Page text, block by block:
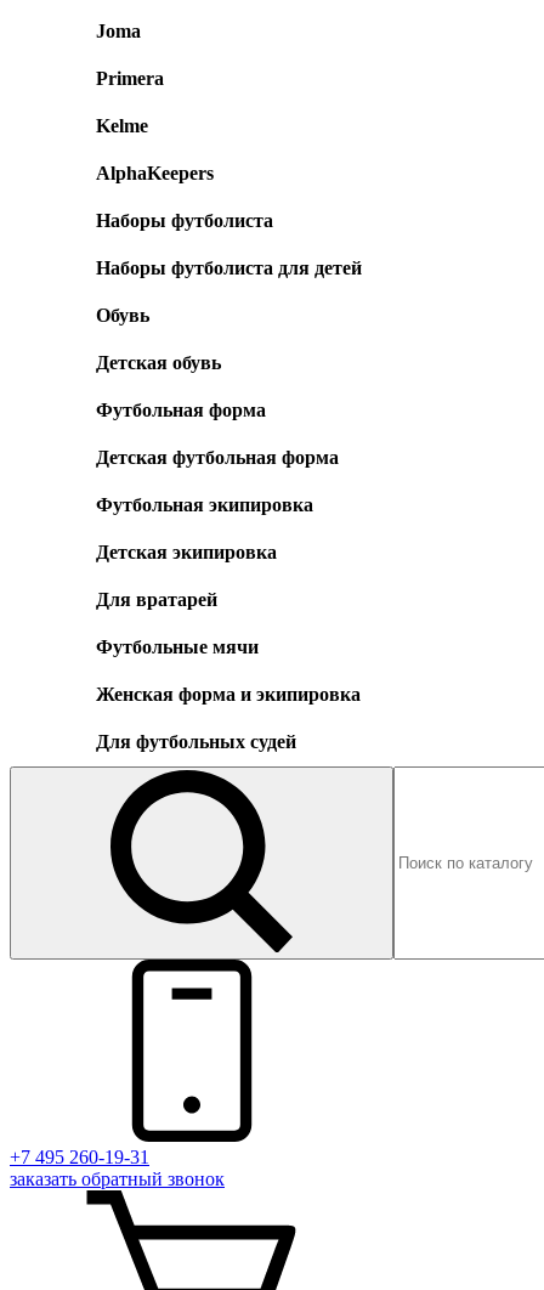
Joma
Primera
Kelme
AlphaKeepers
Наборы футболиста
Наборы футболиста для детей
Обувь
Детская обувь
Футбольная форма
Детская футбольная форма
Футбольная экипировка
Детская экипировка
Для вратарей
Футбольные мячи
Женская форма и экипировка
Для футбольных судей
+7 495 260-19-31
заказать обратный звонок